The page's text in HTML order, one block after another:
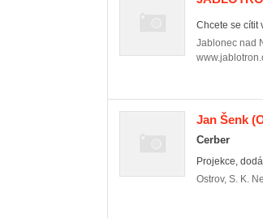
Chcete se cítit
Jablonec nad
Jan Šenk
Cerber
Projekce,
Ostrov, S. K.